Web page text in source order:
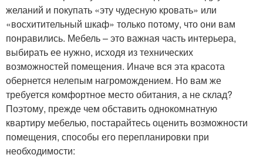
желаний и покупать «эту чудесную кровать» или
«восхитительный шкаф» только потому, что они вам
понравились. Мебель – это важная часть интерьера,
выбирать ее нужно, исходя из технических
возможностей помещения. Иначе вся эта красота
обернется нелепым нагромождением. Но вам же
требуется комфортное место обитания, а не склад?
Поэтому, прежде чем обставить однокомнатную
квартиру мебелью, постарайтесь оценить возможности
помещения, способы его перепланировки при
необходимости: